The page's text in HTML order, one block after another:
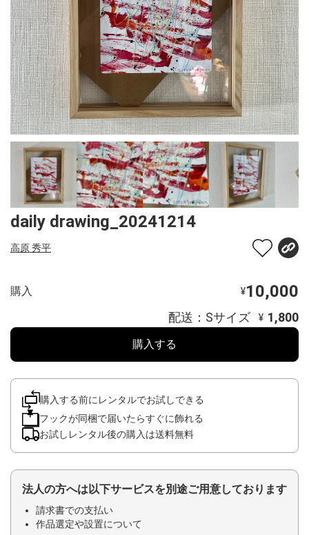
daily drawing_20241214
高原 秀平
購入 ¥10,000
配送：Sサイズ ¥ 1,800
購入する
購入する前にレンタルでお試しできる
フックが同梱で届いたらすぐに飾れる
お試しレンタル後の購入は送料無料
法人の方へは以下サービスを別途ご用意しております
請求書での支払い
作品選定や設置について